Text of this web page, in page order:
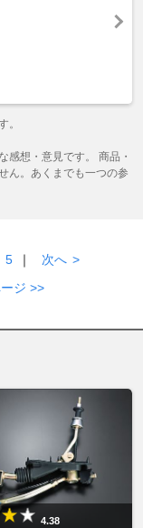
。
想・意見です。 商品・
ん。あくまでも一つの参
5 ｜ 次へ >
ジ >>
4.38